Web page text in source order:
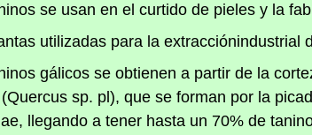
se usan en el curtido de pieles y la
utilizadas para la extracciónindustrial
gálicos se obtienen a partir de la
sp. pl), que se forman por la
llegando a tener hasta un 70% de